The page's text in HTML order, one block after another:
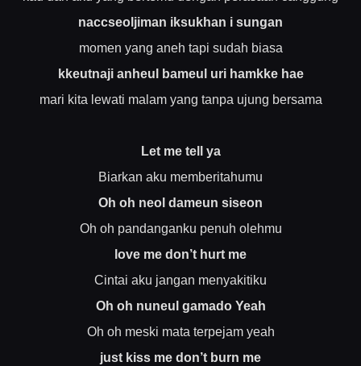
naccseoljiman iksukhan i sungan
momen yang aneh tapi sudah biasa
kkeutnaji anheul bameul uri hamkke hae
mari kita lewati malam yang tanpa ujung bersama
Let me tell ya
Biarkan aku memberitahumu
Oh oh neol dameun siseon
Oh oh pandanganku penuh olehmu
love me don’t hurt me
Cintai aku jangan menyakitiku
Oh oh nuneul gamado Yeah
Oh oh meski mata terpejam yeah
just kiss me don’t burn me